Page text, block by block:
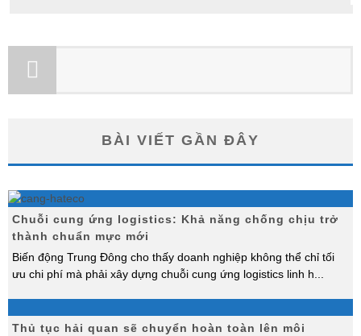
BÀI VIẾT GẦN ĐÂY
Chuỗi cung ứng logistics: Khả năng chống chịu trở
thành chuẩn mực mới
Biến động Trung Đông cho thấy doanh nghiệp không thể chỉ tối
ưu chi phí mà phải xây dựng chuỗi cung ứng logistics linh h
Thủ tục hải quan sẽ chuyển hoàn toàn lên môi